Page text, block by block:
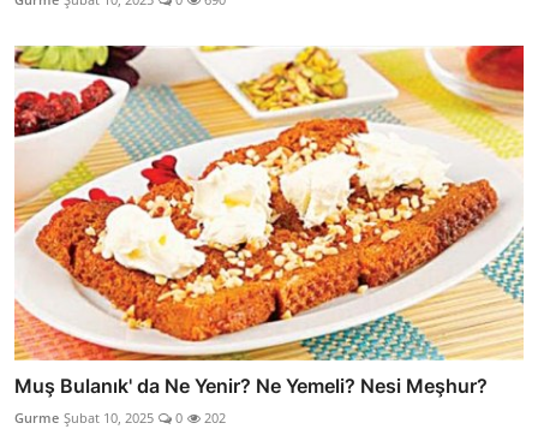
Muş Bulanık' da Ne Yenir? Ne Yemeli? Nesi Meşhur?
Gurme Şubat 10, 2025 0 202